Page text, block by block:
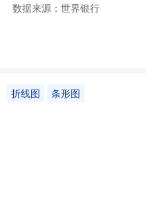
数据来源：世界银行
折线图 条形图